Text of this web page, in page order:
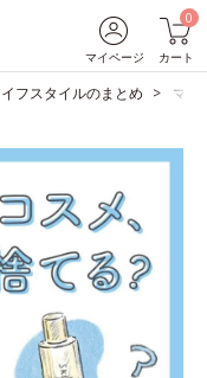
マイページ
0
カート
フスタイルのまとめ マシ